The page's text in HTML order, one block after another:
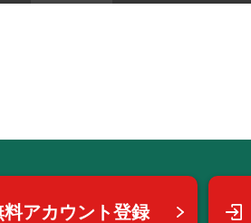
料アカウント登録